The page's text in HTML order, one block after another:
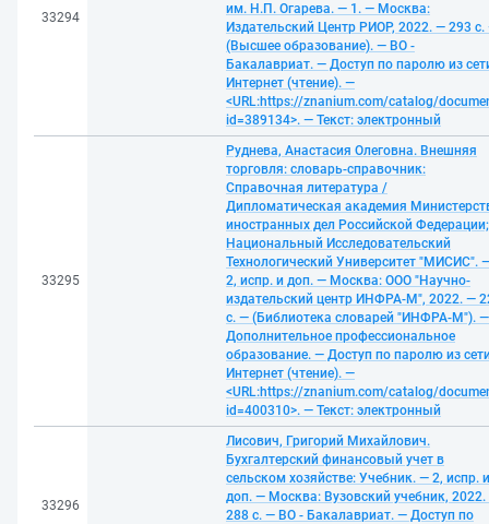
33294
им. Н.П. Огарева. — 1. — Москва:
Издательский Центр РИОР, 2022. — 293 с.
(Высшее образование). — ВО -
Бакалавриат. — Доступ по паролю из
Интернет (чтение). —
<URL:https://znanium.com/catalog/
id=389134>. — Текст: электронный
33295
Руднева, Анастасия Олеговна. Внешняя
торговля: словарь-справочник:
Справочная литература /
Дипломатическая академия
иностранных дел Российской Федерации;
Национальный Исследовательский
Технологический Университет "МИСИС".
2, испр. и доп. — Москва: ООО "Научно-
издательский центр ИНФРА-М", 2022. —
с. — (Библиотека словарей "ИНФРА-М"). —
Дополнительное профессиональное
образование. — Доступ по паролю из
Интернет (чтение). —
<URL:https://znanium.com/catalog/
id=400310>. — Текст: электронный
33296
Лисович, Григорий Михайлович.
Бухгалтерский финансовый учет в
сельском хозяйстве: Учебник. — 2, испр. и
доп. — Москва: Вузовский учебник,
288 с. — ВО - Бакалавриат. — Доступ по